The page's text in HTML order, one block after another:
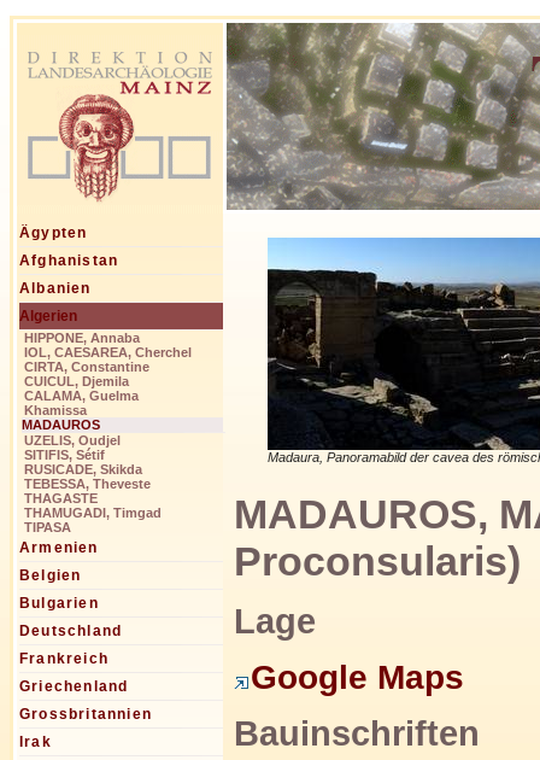
Ägypten
Afghanistan
Albanien
Algerien
HIPPONE, Annaba
IOL, CAESAREA, Cherchel
CIRTA, Constantine
CUICUL, Djemila
CALAMA, Guelma
Khamissa
MADAUROS
UZELIS, Oudjel
SITIFIS, Sétif
RUSICADE, Skikda
TEBESSA, Theveste
THAGASTE
THAMUGADI, Timgad
TIPASA
Armenien
Belgien
Bulgarien
Deutschland
Frankreich
Griechenland
Grossbritannien
Irak
Madaura, Panoramabild der cavea des
MADAUROS,
Proconsularis)
Lage
Google Maps
Bauinschriften